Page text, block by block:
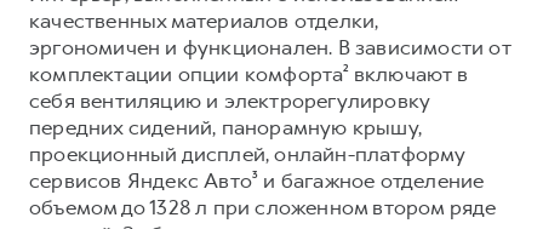
Коллекция Детская
качественных материалов отделки,
эргономичен и функционален. В зависимости от
комплектации опции комфорта² включают в
себя вентиляцию и электрорегулировку
передних сидений, панорамную крышу,
проекционный дисплей, онлайн-платформу
сервисов Яндекс Авто³ и багажное отделение
объемом до 1328 л при сложенном втором ряде